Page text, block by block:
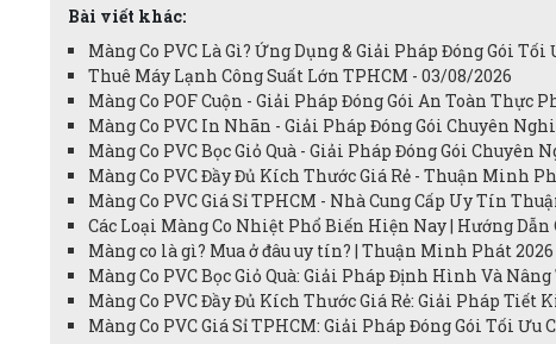
Bài viết khác:
Màng Co PVC Là Gì? Ứng Dụng & Giải Pháp Đóng Gói Tối
Thuê Máy Lạnh Công Suất Lớn TPHCM - 03/08/2026
Màng Co POF Cuộn - Giải Pháp Đóng Gói An Toàn Thực
Màng Co PVC In Nhãn - Giải Pháp Đóng Gói Chuyên
Màng Co PVC Bọc Giỏ Quà - Giải Pháp Đóng Gói Chuyên
Màng Co PVC Đầy Đủ Kích Thước Giá Rẻ - Thuận Minh
Màng Co PVC Giá Sỉ TPHCM - Nhà Cung Cấp Uy Tín
Các Loại Màng Co Nhiệt Phổ Biến Hiện Nay | Hướng
Màng co là gì? Mua ở đâu uy tín? | Thuận Minh Phát
Màng Co PVC Bọc Giỏ Quà: Giải Pháp Định Hình Và
Màng Co PVC Đầy Đủ Kích Thước Giá Rẻ: Giải Pháp Tiết
Màng Co PVC Giá Sỉ TPHCM: Giải Pháp Đóng Gói Tối Ưu